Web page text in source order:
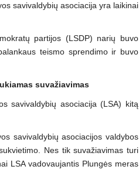
savivaldybių asociacija yra laikinai
partijos (LSDP) narių buvo
teismo sprendimo ir buvo
suvažiavimas
savivaldybių asociacija (LSA) kitą
savivaldybių asociacijos valdybos
Nes tik suvažiavimas turi
LSA vadovaujantis Plungės meras